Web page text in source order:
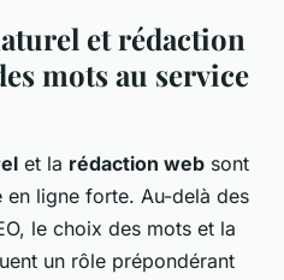
et rédaction
mots au service
et la rédaction web sont
en ligne forte. Au-delà des
le choix des mots et la
un rôle prépondérant